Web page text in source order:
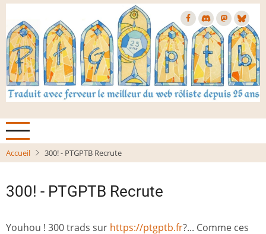
Aller
contenu
principal
Accueil 300! - PTGPTB Recrute
300! - PTGPTB Recrute
Youhou ! 300 trads sur https://ptgptb.fr?... Comme ces